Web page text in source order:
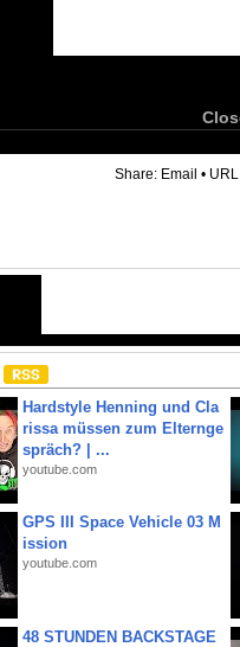
Share: Email • URL
Hardstyle Henning und Cla
rissa müssen zum Elternge
spräch? | ...
youtube.com
GPS III Space Vehicle 03 M
ission
youtube.com
48 STUNDEN BACKSTAGE